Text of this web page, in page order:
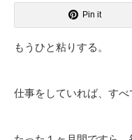
Pin it
もうひと粘りする。
仕事をしていれば、すべ